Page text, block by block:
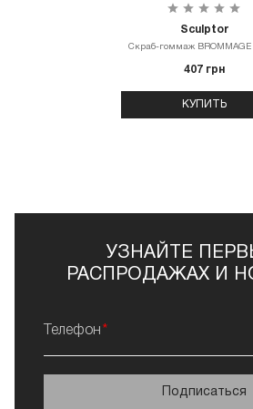
Sculptor
Cкраб-гоммаж
407 грн
КУПИТЬ
УЗНАЙТЕ
РАСПРОДАЖАХ И
Телефон
Подписаться